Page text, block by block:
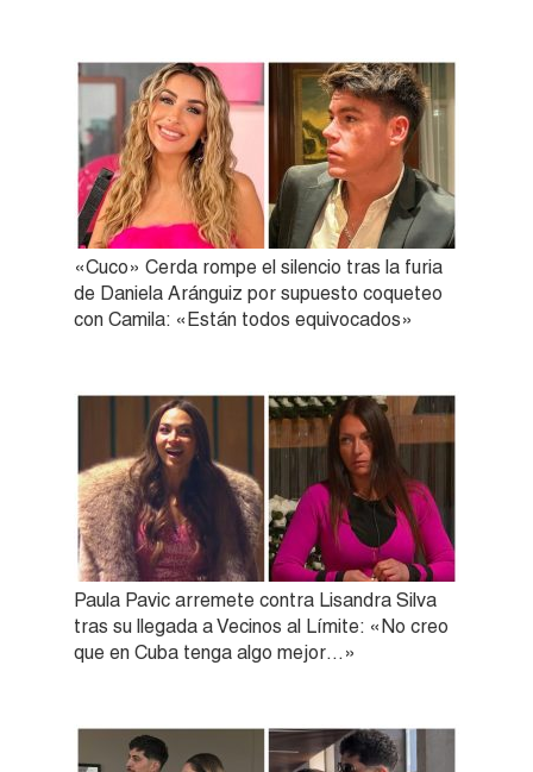
«Cuco» Cerda rompe el silencio tras la furia
de Daniela Aránguiz por supuesto coqueteo
con Camila: «Están todos equivocados»
Paula Pavic arremete contra Lisandra Silva
tras su llegada a Vecinos al Límite: «No creo
que en Cuba tenga algo mejor…»